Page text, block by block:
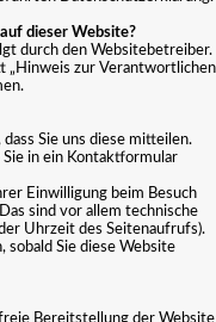
dieser Website?
durch den Websitebetreiber.
„Hinweis zur Verantwortlichen
Sie uns diese mitteilen.
Sie in ein Kontaktformular
Einwilligung beim Besuch
sind vor allem technische
Uhrzeit des Seitenaufrufs).
sobald Sie diese Website
Bereitstellung der Website